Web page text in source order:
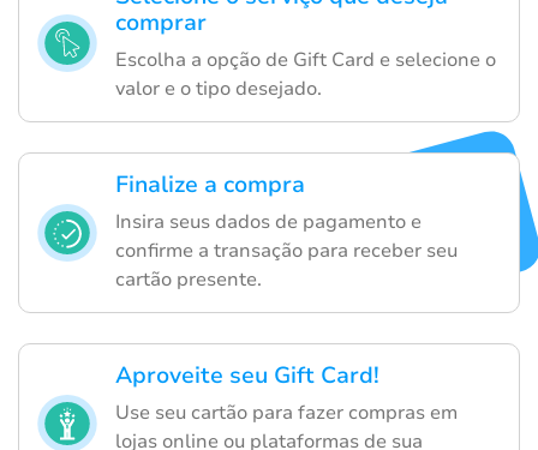
comprar
Escolha a opção de Gift Card e selecione o
valor e o tipo desejado.
Finalize a compra
Insira seus dados de pagamento e
confirme a transação para receber seu
cartão presente.
Aproveite seu Gift Card!
Use seu cartão para fazer compras em
lojas online ou plataformas de sua